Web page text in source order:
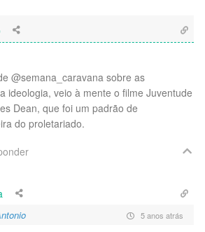
@semana_caravana sobre as
ideologia, veio à mente o filme Juventude
Dean, que foi um padrão de
do proletariado.
5 anos atrás